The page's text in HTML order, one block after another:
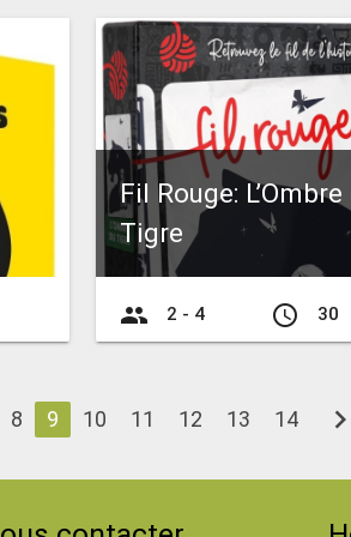
Fil Rouge: L’Ombre
Tigre
group 2 - 4 access_time 30
8 9 10 11 12 13 14 chevron_right